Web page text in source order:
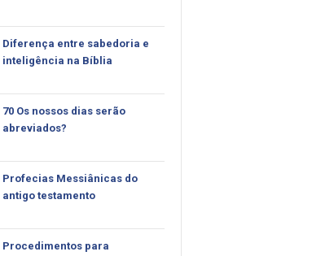
Diferença entre sabedoria e
inteligência na Bíblia
70 Os nossos dias serão
abreviados?
Profecias Messiânicas do
antigo testamento
Procedimentos para